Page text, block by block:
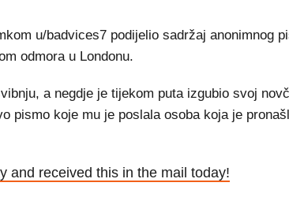
u/badvices7 podijelio sadržaj anonimnog
odmora u Londonu.
a negdje je tijekom puta izgubio svoj
pismo koje mu je poslala osoba koja je
and received this in the mail today!